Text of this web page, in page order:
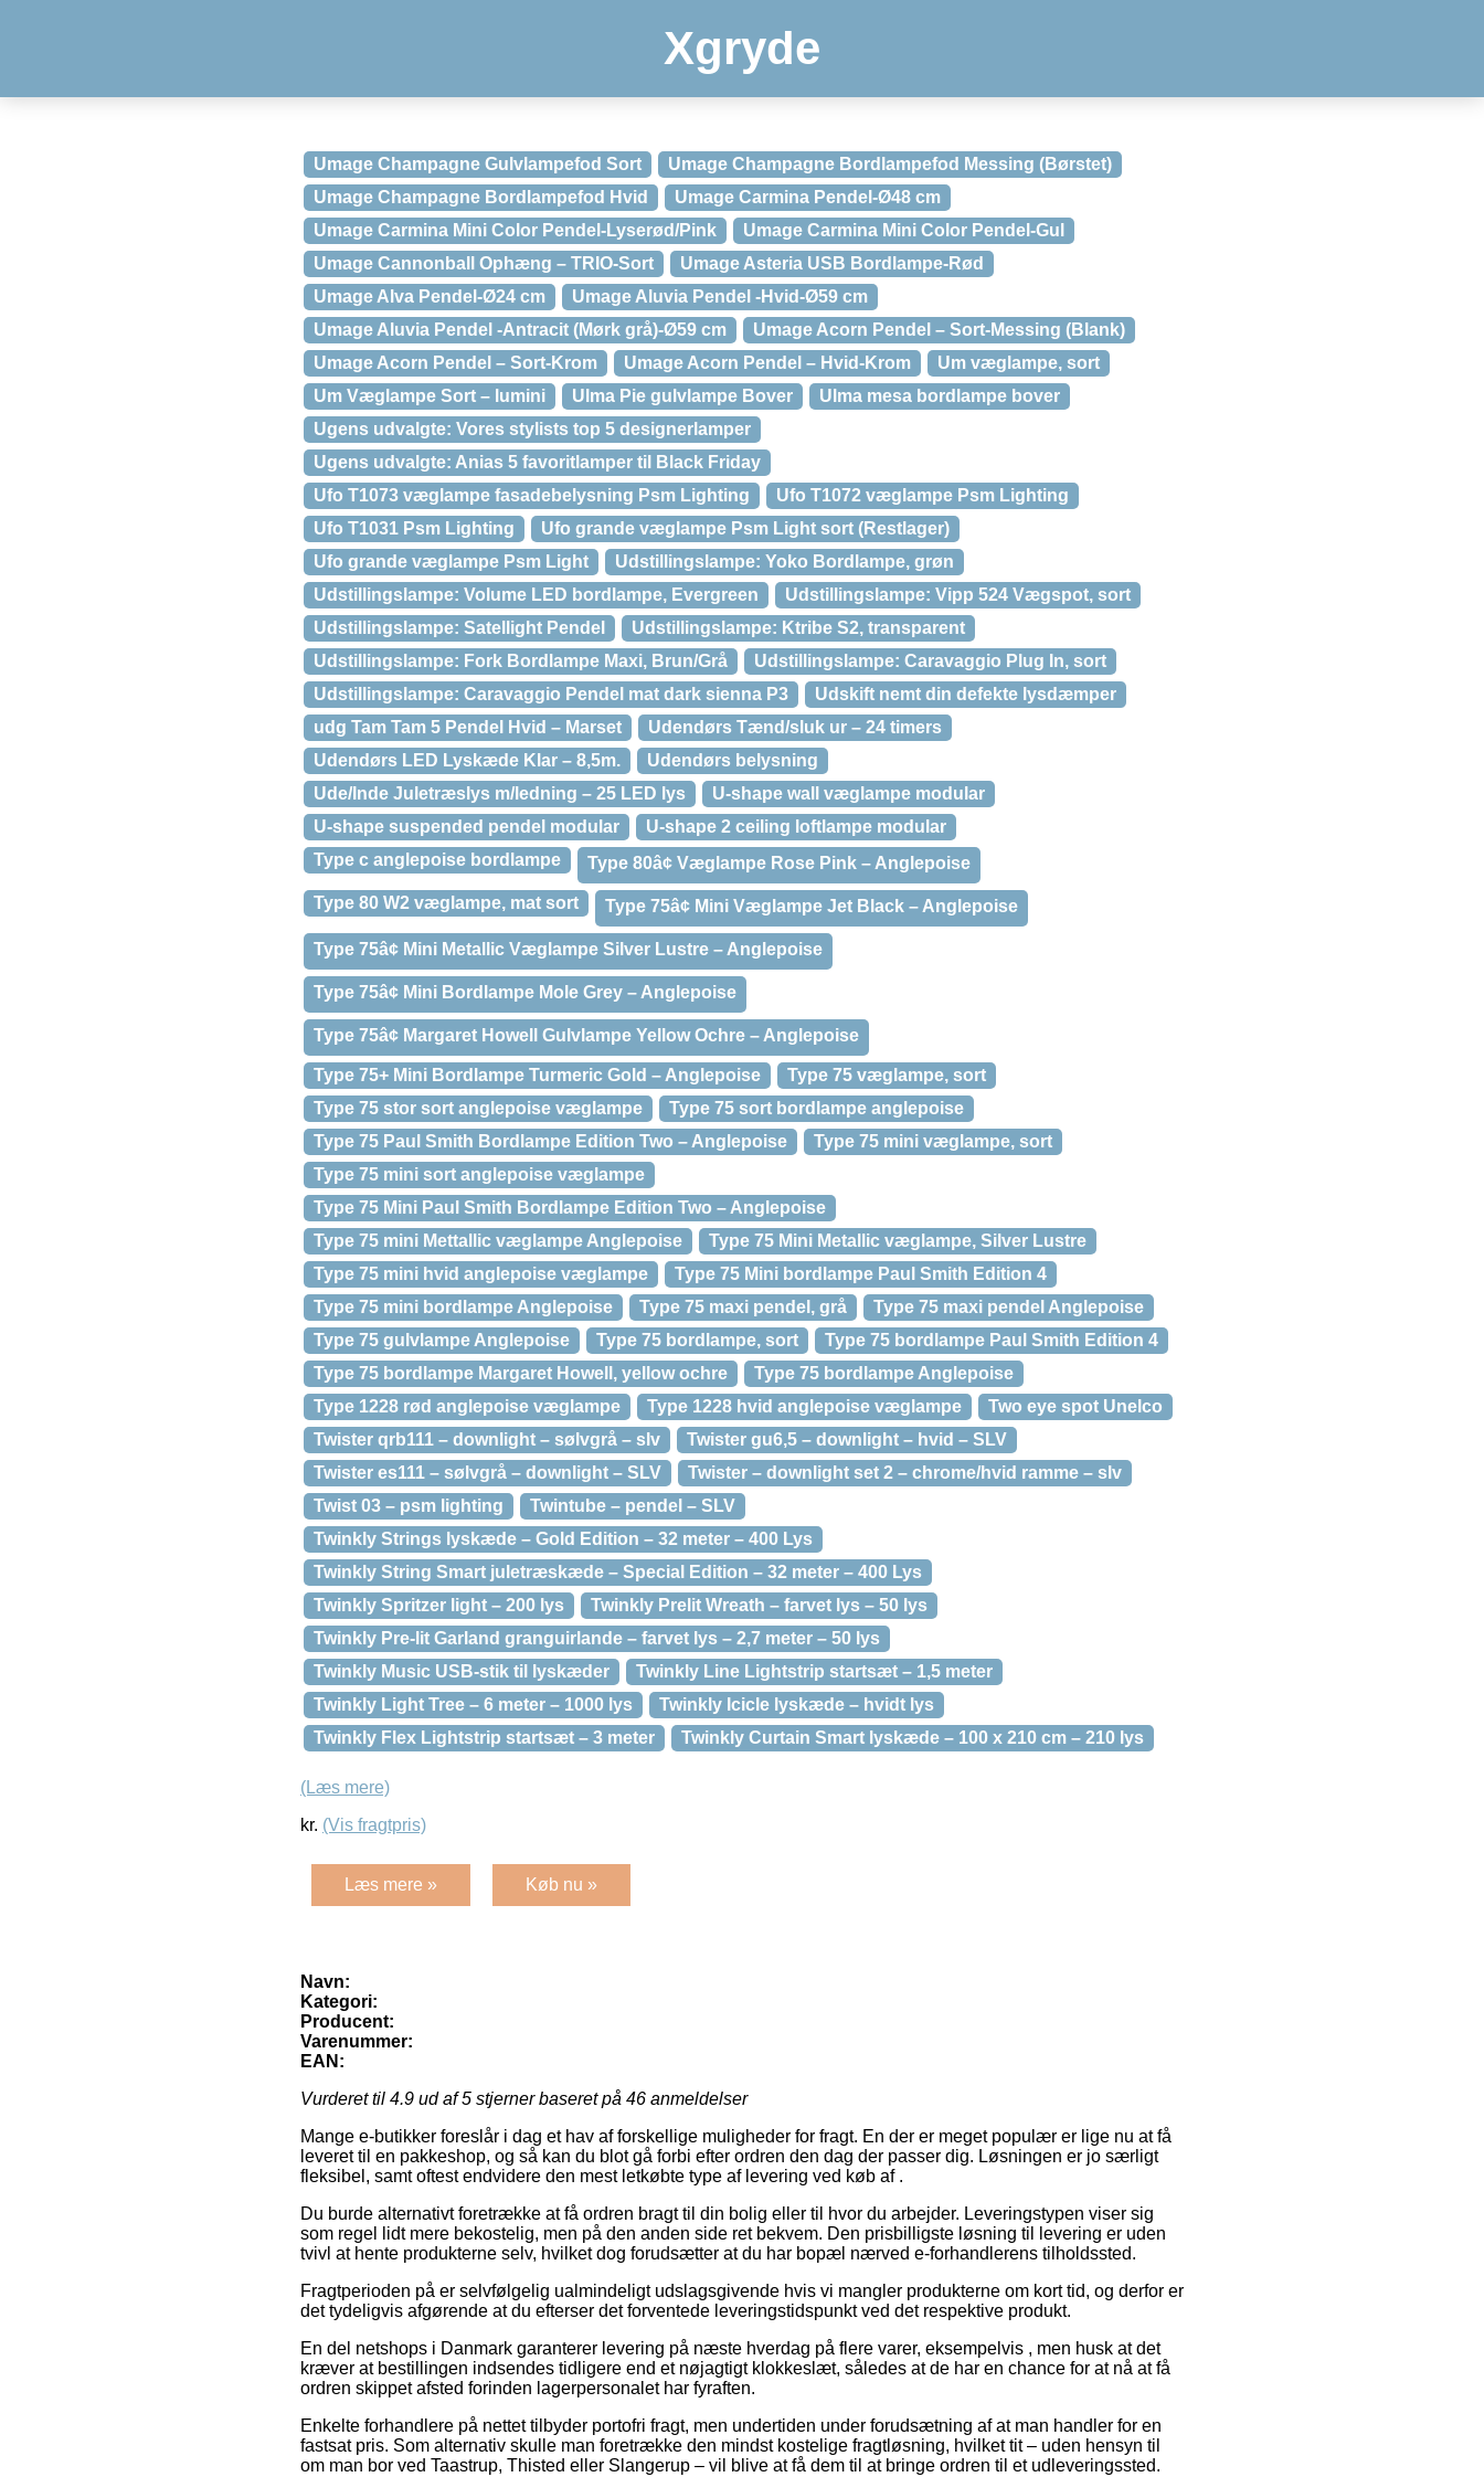
Xgryde
Umage Champagne Gulvlampefod Sort
Umage Champagne Bordlampefod Messing (Børstet)
Umage Champagne Bordlampefod Hvid
Umage Carmina Pendel-Ø48 cm
Umage Carmina Mini Color Pendel-Lyserød/Pink
Umage Carmina Mini Color Pendel-Gul
Umage Cannonball Ophæng – TRIO-Sort
Umage Asteria USB Bordlampe-Rød
Umage Alva Pendel-Ø24 cm
Umage Aluvia Pendel -Hvid-Ø59 cm
Umage Aluvia Pendel -Antracit (Mørk grå)-Ø59 cm
Umage Acorn Pendel – Sort-Messing (Blank)
Umage Acorn Pendel – Sort-Krom
Umage Acorn Pendel – Hvid-Krom
Um væglampe, sort
Um Væglampe Sort – lumini
Ulma Pie gulvlampe Bover
Ulma mesa bordlampe bover
Ugens udvalgte: Vores stylists top 5 designerlamper
Ugens udvalgte: Anias 5 favoritlamper til Black Friday
Ufo T1073 væglampe fasadebelysning Psm Lighting
Ufo T1072 væglampe Psm Lighting
Ufo T1031 Psm Lighting
Ufo grande væglampe Psm Light sort (Restlager)
Ufo grande væglampe Psm Light
Udstillingslampe: Yoko Bordlampe, grøn
Udstillingslampe: Volume LED bordlampe, Evergreen
Udstillingslampe: Vipp 524 Vægspot, sort
Udstillingslampe: Satellight Pendel
Udstillingslampe: Ktribe S2, transparent
Udstillingslampe: Fork Bordlampe Maxi, Brun/Grå
Udstillingslampe: Caravaggio Plug In, sort
Udstillingslampe: Caravaggio Pendel mat dark sienna P3
Udskift nemt din defekte lysdæmper
udg Tam Tam 5 Pendel Hvid – Marset
Udendørs Tænd/sluk ur – 24 timers
Udendørs LED Lyskæde Klar – 8,5m.
Udendørs belysning
Ude/Inde Juletræslys m/ledning – 25 LED lys
U-shape wall væglampe modular
U-shape suspended pendel modular
U-shape 2 ceiling loftlampe modular
Type c anglepoise bordlampe
Type 80â¢ Væglampe Rose Pink – Anglepoise
Type 80 W2 væglampe, mat sort Type 75â¢ Mini Væglampe Jet Black – Anglepoise
Type 75â¢ Mini Metallic Væglampe Silver Lustre – Anglepoise
Type 75â¢ Mini Bordlampe Mole Grey – Anglepoise
Type 75â¢ Margaret Howell Gulvlampe Yellow Ochre – Anglepoise
Type 75+ Mini Bordlampe Turmeric Gold – Anglepoise
Type 75 væglampe, sort
Type 75 stor sort anglepoise væglampe
Type 75 sort bordlampe anglepoise
Type 75 Paul Smith Bordlampe Edition Two – Anglepoise
Type 75 mini væglampe, sort
Type 75 mini sort anglepoise væglampe
Type 75 Mini Paul Smith Bordlampe Edition Two – Anglepoise
Type 75 mini Mettallic væglampe Anglepoise
Type 75 Mini Metallic væglampe, Silver Lustre
Type 75 mini hvid anglepoise væglampe
Type 75 Mini bordlampe Paul Smith Edition 4
Type 75 mini bordlampe Anglepoise
Type 75 maxi pendel, grå
Type 75 maxi pendel Anglepoise
Type 75 gulvlampe Anglepoise
Type 75 bordlampe, sort
Type 75 bordlampe Paul Smith Edition 4
Type 75 bordlampe Margaret Howell, yellow ochre
Type 75 bordlampe Anglepoise
Type 1228 rød anglepoise væglampe
Type 1228 hvid anglepoise væglampe
Two eye spot Unelco
Twister qrb111 – downlight – sølvgrå – slv
Twister gu6,5 – downlight – hvid – SLV
Twister es111 – sølvgrå – downlight – SLV
Twister – downlight set 2 – chrome/hvid ramme – slv
Twist 03 – psm lighting
Twintube – pendel – SLV
Twinkly Strings lyskæde – Gold Edition – 32 meter – 400 Lys
Twinkly String Smart juletræskæde – Special Edition – 32 meter – 400 Lys
Twinkly Spritzer light – 200 lys
Twinkly Prelit Wreath – farvet lys – 50 lys
Twinkly Pre-lit Garland granguirlande – farvet lys – 2,7 meter – 50 lys
Twinkly Music USB-stik til lyskæder
Twinkly Line Lightstrip startsæt – 1,5 meter
Twinkly Light Tree – 6 meter – 1000 lys
Twinkly Icicle lyskæde – hvidt lys
Twinkly Flex Lightstrip startsæt – 3 meter
Twinkly Curtain Smart lyskæde – 100 x 210 cm – 210 lys
(Læs mere)
kr. (Vis fragtpris)
Læs mere » Køb nu »
Navn:
Kategori:
Producent:
Varenummer:
EAN:
Vurderet til 4.9 ud af 5 stjerner baseret på 46 anmeldelser
Mange e-butikker foreslår i dag et hav af forskellige muligheder for fragt. En der er meget populær er lige nu at få
leveret til en pakkeshop, og så kan du blot gå forbi efter ordren den dag der passer dig. Løsningen er jo særligt
fleksibel, samt oftest endvidere den mest letkøbte type af levering ved køb af .
Du burde alternativt foretrække at få ordren bragt til din bolig eller til hvor du arbejder. Leveringstypen viser sig
som regel lidt mere bekostelig, men på den anden side ret bekvem. Den prisbilligste løsning til levering er uden
tvivl at hente produkterne selv, hvilket dog forudsætter at du har bopæl nærved e-forhandlerens tilholdssted.
Fragtperioden på er selvfølgelig ualmindeligt udslagsgivende hvis vi mangler produkterne om kort tid, og derfor er
det tydeligvis afgørende at du efterser det forventede leveringstidspunkt ved det respektive produkt.
En del netshops i Danmark garanterer levering på næste hverdag på flere varer, eksempelvis , men husk at det
kræver at bestillingen indsendes tidligere end et nøjagtigt klokkeslæt, således at de har en chance for at nå at få
ordren skippet afsted forinden lagerpersonalet har fyraften.
Enkelte forhandlere på nettet tilbyder portofri fragt, men undertiden under forudsætning af at man handler for en
fastsat pris. Som alternativ skulle man foretrække den mindst kostelige fragtløsning, hvilket tit – uden hensyn til
om man bor ved Taastrup, Thisted eller Slangerup – vil blive at få dem til at bringe ordren til et udleveringssted.